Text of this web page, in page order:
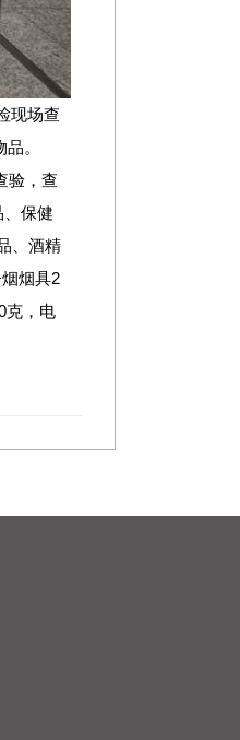
现场查
。
验，查
保健
、酒精
烟具2
克，电